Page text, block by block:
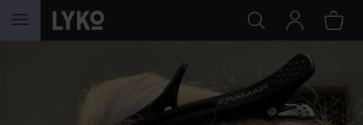
HOPPA TILL INNEHÅLLET